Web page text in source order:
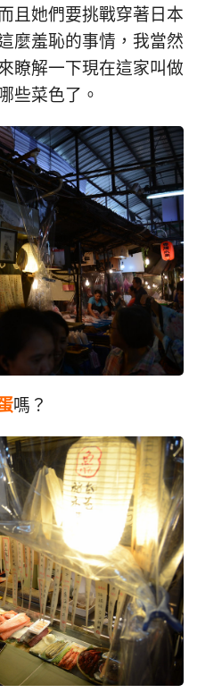
且她們要挑戰穿著日本
麼羞恥的事情，我當然
瞭解一下現在這家叫做
些菜色了。
嗎？